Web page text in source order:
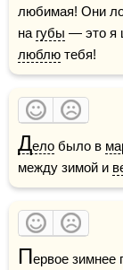
любимая! Они
на губы
люблю тебя!
Дело было в
между зимой и
Первое зимнее